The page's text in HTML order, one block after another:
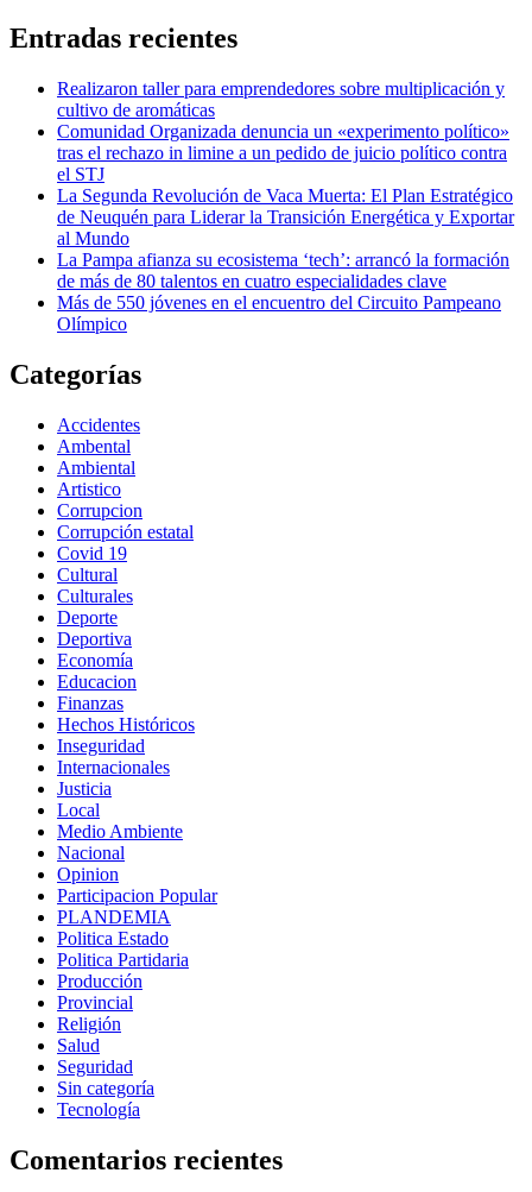
Entradas recientes
Realizaron taller para emprendedores sobre multiplicación y
cultivo de aromáticas
Comunidad Organizada denuncia un «experimento político»
tras el rechazo in limine a un pedido de juicio político contra
el STJ
La Segunda Revolución de Vaca Muerta: El Plan Estratégico
de Neuquén para Liderar la Transición Energética y Exportar
al Mundo
La Pampa afianza su ecosistema ‘tech’: arrancó la formación
de más de 80 talentos en cuatro especialidades clave
Más de 550 jóvenes en el encuentro del Circuito Pampeano
Olímpico
Categorías
Accidentes
Ambental
Ambiental
Artistico
Corrupcion
Corrupción estatal
Covid 19
Cultural
Culturales
Deporte
Deportiva
Economía
Educacion
Finanzas
Hechos Históricos
Inseguridad
Internacionales
Justicia
Local
Medio Ambiente
Nacional
Opinion
Participacion Popular
PLANDEMIA
Politica Estado
Politica Partidaria
Producción
Provincial
Religión
Salud
Seguridad
Sin categoría
Tecnología
Comentarios recientes